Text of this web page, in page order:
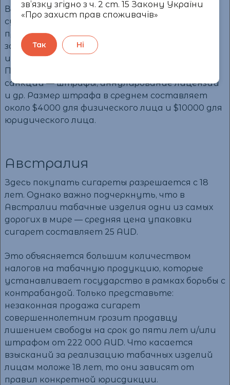
зв’язку згідно з ч. 2 ст. 15 Закону України
«Про захист прав споживачів»
Так Ні
В этой стране ограничения покупки сигарет
существенно отличаются в разных
провинциях. В зависимости от местного
законодательства покупать табачные
изделия разрешается лицам от 18 до 21 года.
Продавцы-нарушители попадают под
санкции — штрафы, аннулирование лицензий
и др. Размер штрафа в среднем составляет
около $4000 для физического лица и $10000 для
юридического лица.
Австралия
Здесь покупать сигареты разрешается с 18
лет. Однако важно подчеркнуть, что в
Австралии табачные изделия одни из самых
дорогих в мире — средняя цена упаковки
сигарет составляет 25 AUD.
Это объясняется большим количеством
налогов на табачную продукцию, которые
устанавливает государство в рамках борьбы с
контрабандой. Только представьте:
незаконная продажа сигарет
совершеннолетним грозит продавцу
лишением свободы на срок до пяти лет и/или
штрафом от 222 000 AUD. Что касается
взысканий за реализацию табачных изделий
лицам моложе 18 лет, то они зависят от
правил конкретной юрисдикции.